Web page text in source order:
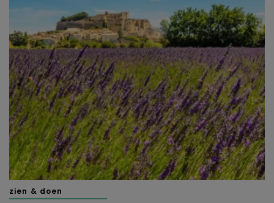
zien & doen